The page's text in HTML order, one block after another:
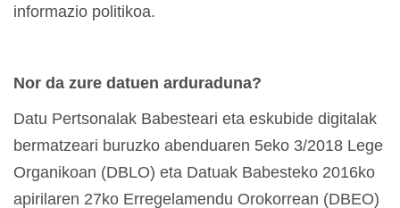
informazio politikoa.
Nor da zure datuen arduraduna?
Datu Pertsonalak Babesteari eta eskubide digitalak
bermatzeari buruzko abenduaren 5eko 3/2018 Lege
Organikoan (DBLO) eta Datuak Babesteko 2016ko
apirilaren 27ko Erregelamendu Orokorrean (DBEO)